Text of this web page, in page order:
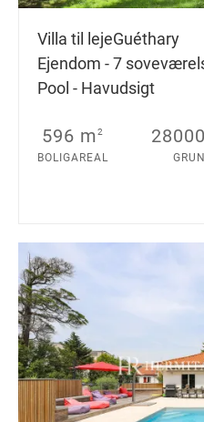
Villa til lejeGuéthary
Ejendom - 7
Pool - Havudsigt
596 m2
BOLIGAREAL